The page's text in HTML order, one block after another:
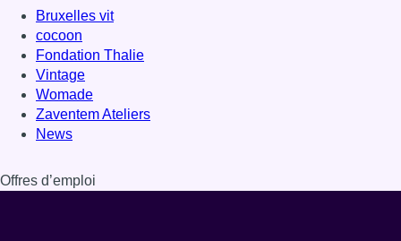
Bruxelles vit
cocoon
Fondation Thalie
Vintage
Womade
Zaventem Ateliers
News
Offres d’emploi